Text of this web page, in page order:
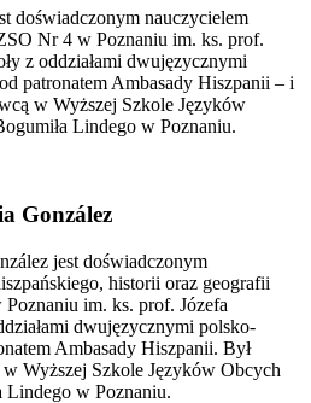
doświadczonym nauczycielem
Nr 4 w Poznaniu im. ks. prof.
z oddziałami dwujęzycznymi
patronatem Ambasady Hiszpanii – i
w Wyższej Szkole Języków
Lindego w Poznaniu.
González
jest doświadczonym
historii oraz geografii
im. ks. prof. Józefa
dwujęzycznymi polsko-
Ambasady Hiszpanii. Był
Wyższej Szkole Języków Obcych
Lindego w Poznaniu.